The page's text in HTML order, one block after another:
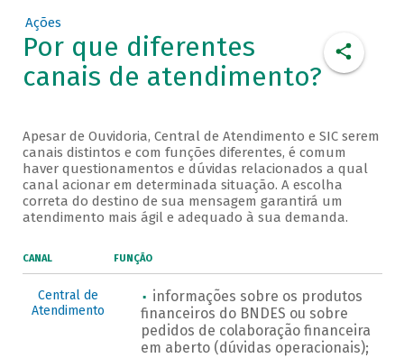
Ações
Por que diferentes
canais de atendimento?
Apesar de Ouvidoria, Central de Atendimento e SIC serem
canais distintos e com funções diferentes, é comum
haver questionamentos e dúvidas relacionados a qual
canal acionar em determinada situação. A escolha
correta do destino de sua mensagem garantirá um
atendimento mais ágil e adequado à sua demanda.
CANAL FUNÇÃO
Central de
Atendimento
informações sobre os produtos
financeiros do BNDES ou sobre
pedidos de colaboração financeira
em aberto (dúvidas operacionais);